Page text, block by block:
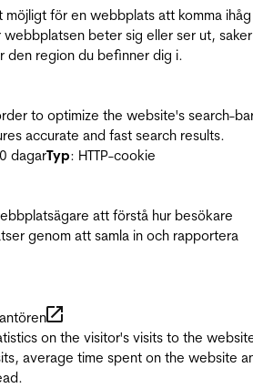
för en webbplats att komma ihåg
webbplatsen beter sig eller ser ut,
den region du befinner dig i.
to optimize the website's search-
accurate and fast search results.
dagarTyp: HTTP-cookie
att förstå hur besökare
genom att samla in och rapportera
on the visitor's visits to the
average time spent on the website